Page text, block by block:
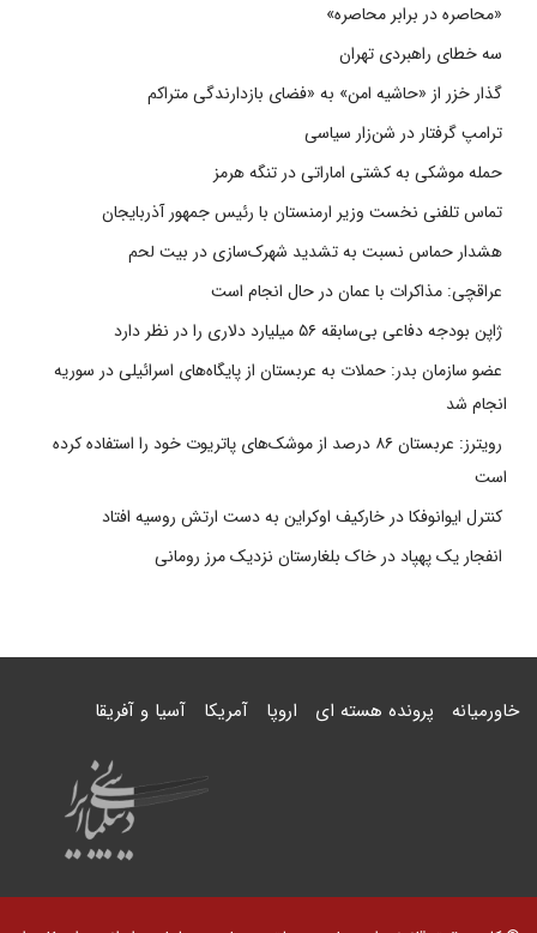
«محاصره در برابر محاصره»
سه خطای راهبردی تهران
گذار خزر از «حاشیه امن» به «فضای بازدارندگی متراکم
ترامپ گرفتار در شن‌زار سیاسی
حمله موشکی به کشتی اماراتی در تنگه هرمز
تماس تلفنی نخست وزیر ارمنستان با رئیس جمهور آذربایجان
هشدار حماس نسبت به تشدید شهرک‌سازی در بیت‌ لحم
عراقچی: مذاکرات با عمان در حال انجام است
ژاپن بودجه دفاعی بی‌سابقه ۵۶ میلیارد دلاری را در نظر دارد
عضو سازمان بدر: حملات به عربستان از پایگاه‌های اسرائیلی در سوریه
انجام شد
رویترز: عربستان ۸۶ درصد از موشک‌های پاتریوت خود را استفاده کرده
است
کنترل ایوانوفکا در خارکیف اوکراین به دست ارتش روسیه افتاد
انفجار یک پهپاد در خاک بلغارستان نزدیک مرز رومانی
خاورمیانه پرونده هسته ای اروپا آمریکا آسیا و آفریقا